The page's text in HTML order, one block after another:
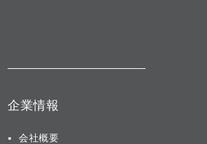
企業情報
会社概要